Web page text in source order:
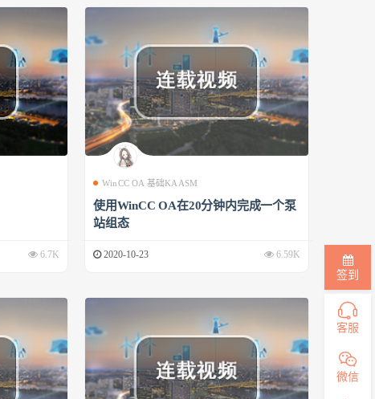
6.7K
WinCC OA 基础KAASM
使用WinCC OA在20分钟内完成一个泵
站组态
2020-10-23 6.59K
签到
客服
微信